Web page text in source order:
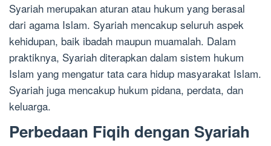
Syariah merupakan aturan atau hukum yang berasal
dari agama Islam. Syariah mencakup seluruh aspek
kehidupan, baik ibadah maupun muamalah. Dalam
praktiknya, Syariah diterapkan dalam sistem hukum
Islam yang mengatur tata cara hidup masyarakat Islam.
Syariah juga mencakup hukum pidana, perdata, dan
keluarga.
Perbedaan Fiqih dengan Syariah